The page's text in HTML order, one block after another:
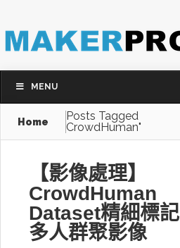
MENU
Home
Posts Tagged
CrowdHuman"
【影像處理】
CrowdHuman
Dataset精細標記
多人群聚影像